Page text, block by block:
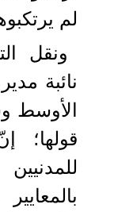
لم
ونقل
نائبة
الأوسط
قولها؛